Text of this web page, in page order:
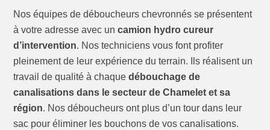
Nos équipes de déboucheurs chevronnés se présentent
à votre adresse avec uncamion hydro cureur
d’intervention. Nos techniciens vous font profiter
pleinement de leur expérience du terrain. Ils réalisent un
travail de qualité à chaquedébouchage de
canalisations dans le secteur de Chamelet et sa
région. Nos déboucheurs ont plus d’un tour dans leur
sac pour éliminer les bouchons de vos canalisations.